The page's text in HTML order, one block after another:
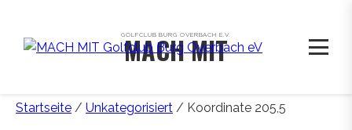
GOLFCLUB BURG OVERBACH E.V.
MACH MIT
Startseite / Unkategorisiert / Koordinate 205,5